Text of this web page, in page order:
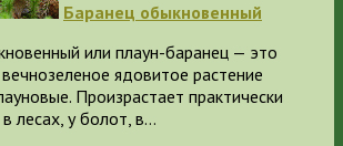
Баранец обыкновенный
или плаун-баранец — это
ядовитое растение
Произрастает практически
лесах, у болот, в…